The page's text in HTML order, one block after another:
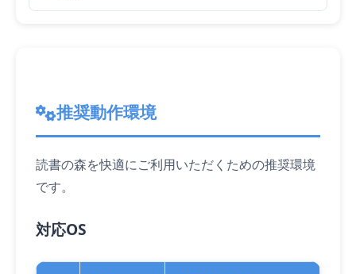
推奨動作環境
読書の森を快適にご利用いただくための推奨環境
です。
対応OS